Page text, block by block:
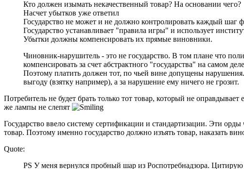
Кто должен изымать некачественный товар? На основании чего?
Насчет убытков уже ответил
Государство не может и не должно контролировать каждый шаг
Государство устанавливает "правила игры" и использует
Убытки должны компенсировать их прямые виновники.
Чиновник-нарушитель - это не государство. В том плане что
компенсировать за счет абстрактного "государства" на самом
Поэтому платить должен тот, по чьей вине допущены
выгоду (взятку например), а за нарушение ему ничего не грозит.
Потребитель не будет брать только тот товар, который не
же лампы не слепят
Государство ввело систему сертификации и стандартизации. Эти
товар. Поэтому именно государство должно изъять товар, наказать
Quote:
PS У меня вернулся пробный шар из Роспотребнадзора. Цитирую